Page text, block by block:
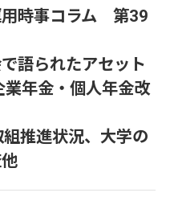
時事コラム 第39
語られたアセット
年金・個人年金改
推進状況、大学の